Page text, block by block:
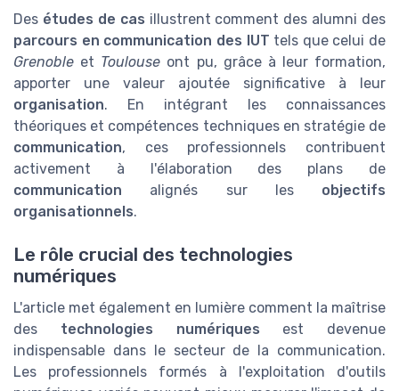
Des études de cas illustrent comment des alumni des
parcours en communication des IUT tels que celui de
Grenoble et Toulouse ont pu, grâce à leur formation,
apporter une valeur ajoutée significative à leur
organisation. En intégrant les connaissances
théoriques et compétences techniques en stratégie de
communication, ces professionnels contribuent
activement à l'élaboration des plans de
communication alignés sur les objectifs
organisationnels.
Le rôle crucial des technologies
numériques
L'article met également en lumière comment la maîtrise
des technologies numériques est devenue
indispensable dans le secteur de la communication.
Les professionnels formés à l'exploitation d'outils